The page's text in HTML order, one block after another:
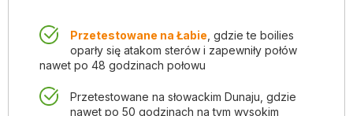
Przetestowane na Łabie , gdzie te boilies
oparły się atakom sterów i zapewniły połów
nawet po 48 godzinach połowu
Przetestowane na słowackim Dunaju, gdzie
nawet po 50 godzinach na tym wysokim